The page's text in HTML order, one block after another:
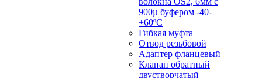
900µ буфером -40-
+60ºC
Гибкая муфта
Отвод резьбовой
Адаптер фланцевый
Клапан обратный
двустворчатый